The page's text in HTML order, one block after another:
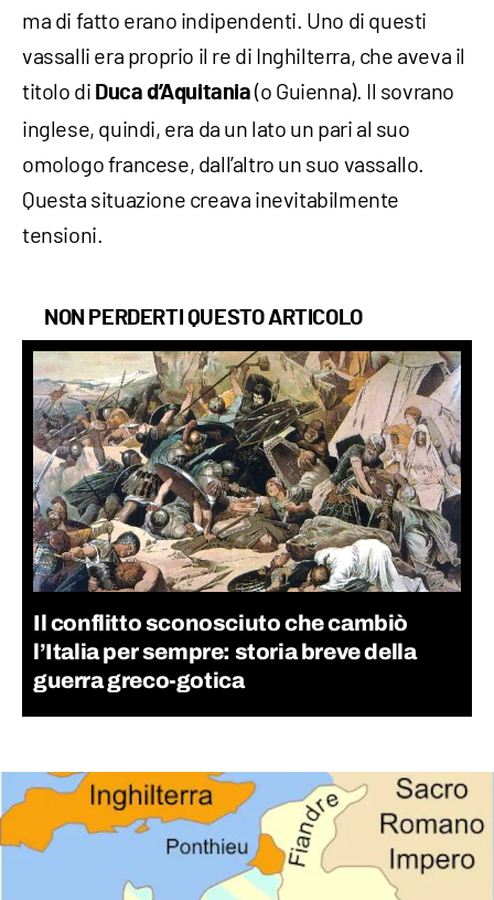
ma di fatto erano indipendenti. Uno di questi
vassalli era proprio il re di Inghilterra, che aveva il
titolo di Duca d’Aquitania (o Guienna). Il sovrano
inglese, quindi, era da un lato un pari al suo
omologo francese, dall’altro un suo vassallo.
Questa situazione creava inevitabilmente
tensioni.
NON PERDERTI QUESTO ARTICOLO
Il conflitto sconosciuto che cambiò
l’Italia per sempre: storia breve della
guerra greco-gotica